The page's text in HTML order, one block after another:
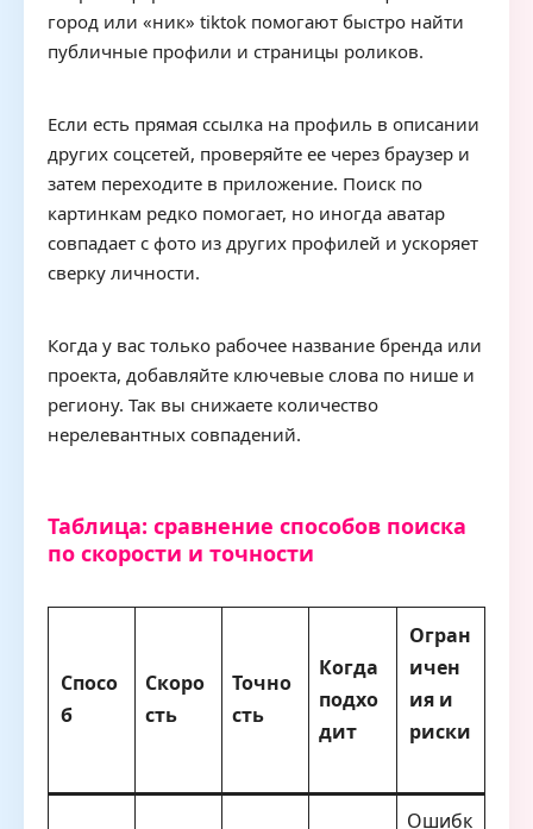
город или «ник» tiktok помогают быстро найти
публичные профили и страницы роликов.
Если есть прямая ссылка на профиль в описании
других соцсетей, проверяйте ее через браузер и
затем переходите в приложение. Поиск по
картинкам редко помогает, но иногда аватар
совпадает с фото из других профилей и ускоряет
сверку личности.
Когда у вас только рабочее название бренда или
проекта, добавляйте ключевые слова по нише и
региону. Так вы снижаете количество
нерелевантных совпадений.
Таблица: сравнение способов поиска
по скорости и точности
Спосо
б
Скоро
сть
Точно
сть
Когда
подхо
дит
Огран
ичен
ия и
риски
Ошибк